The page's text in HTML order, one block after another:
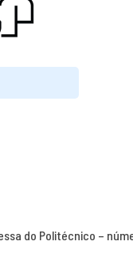
do Politécnico –